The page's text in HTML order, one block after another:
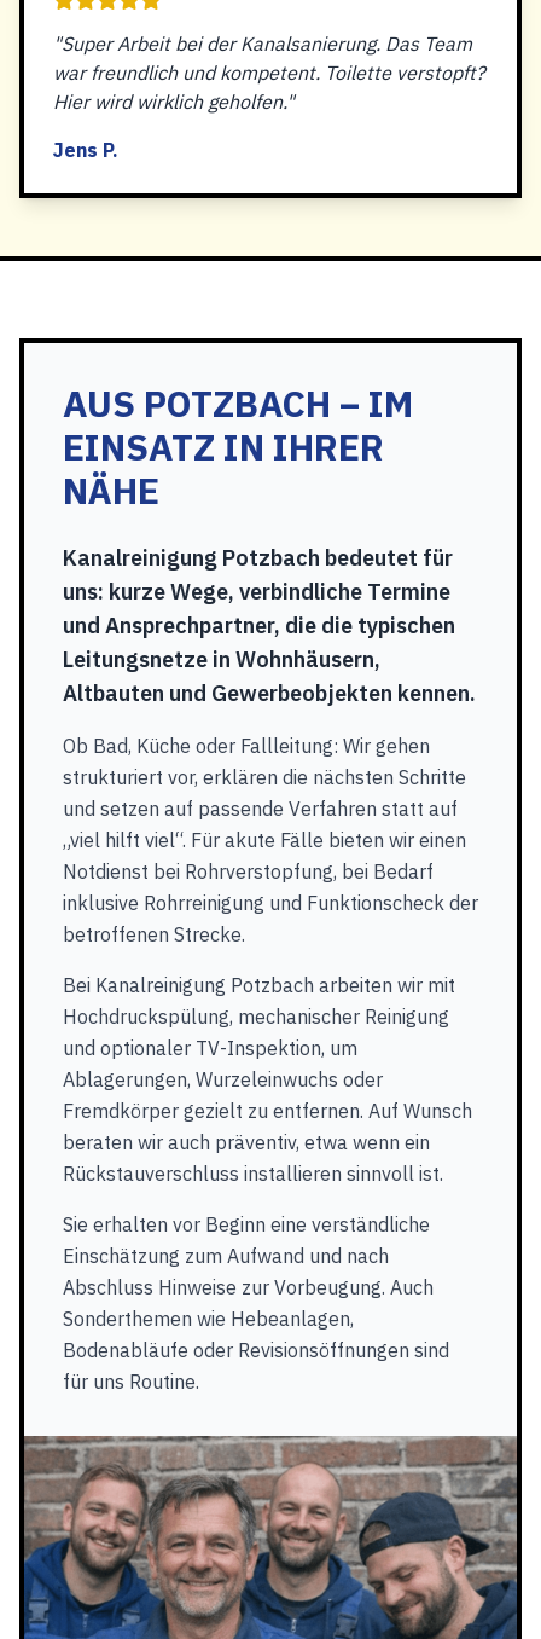
"Super Arbeit bei der Kanalsanierung. Das Team
war freundlich und kompetent. Toilette verstopft?
Hier wird wirklich geholfen."
Jens P.
AUS POTZBACH – IM
EINSATZ IN IHRER
NÄHE
Kanalreinigung Potzbach bedeutet für
uns: kurze Wege, verbindliche Termine
und Ansprechpartner, die die typischen
Leitungsnetze in Wohnhäusern,
Altbauten und Gewerbeobjekten kennen.
Ob Bad, Küche oder Fallleitung: Wir gehen
strukturiert vor, erklären die nächsten Schritte
und setzen auf passende Verfahren statt auf
„viel hilft viel“. Für akute Fälle bieten wir einen
Notdienst bei Rohrverstopfung, bei Bedarf
inklusive Rohrreinigung und Funktionscheck der
betroffenen Strecke.
Bei Kanalreinigung Potzbach arbeiten wir mit
Hochdruckspülung, mechanischer Reinigung
und optionaler TV-Inspektion, um
Ablagerungen, Wurzeleinwuchs oder
Fremdkörper gezielt zu entfernen. Auf Wunsch
beraten wir auch präventiv, etwa wenn ein
Rückstauverschluss installieren sinnvoll ist.
Sie erhalten vor Beginn eine verständliche
Einschätzung zum Aufwand und nach
Abschluss Hinweise zur Vorbeugung. Auch
Sonderthemen wie Hebeanlagen,
Bodenabläufe oder Revisionsöffnungen sind
für uns Routine.